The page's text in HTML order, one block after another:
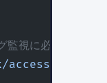
視に必須）